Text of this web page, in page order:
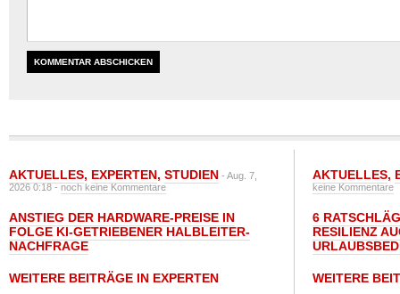
AKTUELLES, EXPERTEN, STUDIEN - Aug. 7,
2026 0:18 -noch keine Kommentare
ANSTIEG DER HARDWARE-PREISE IN
FOLGE KI-GETRIEBENER HALBLEITER-
NACHFRAGE
WEITERE BEITRÄGE IN EXPERTEN
AKTUELLES,
keine Kommentare
6
RESILIENZ
WEITERE